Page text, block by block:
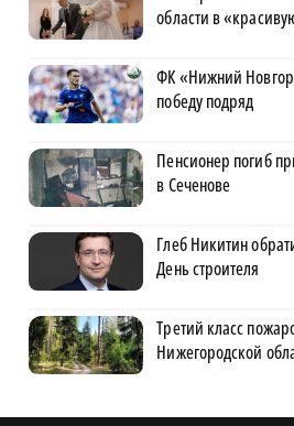
области в
ФК «Нижний
победу подряд
Пенсионер погиб
в Сеченове
Глеб Никитин
День строителя
Третий класс
Нижегородской